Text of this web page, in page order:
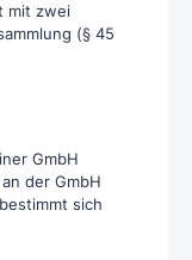
mit zwei
(§ 45
GmbH
der GmbH
sich